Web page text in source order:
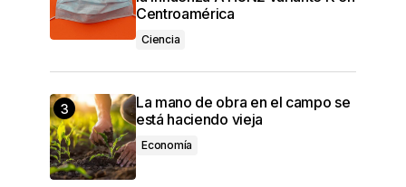
Centroamérica
Ciencia
La mano de obra en el campo se
está haciendo vieja
Economía